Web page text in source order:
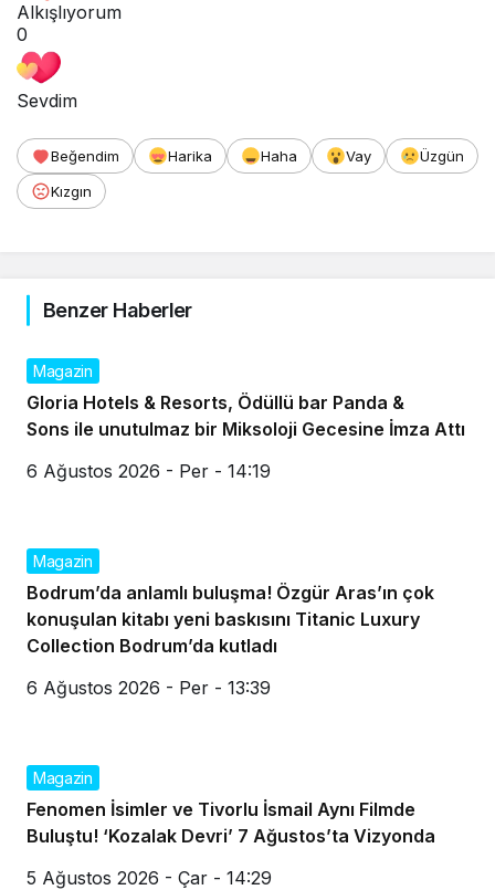
Alkışlıyorum
0
Sevdim
Beğendim Harika Haha Vay
Üzgün
Kızgın
Benzer Haberler
Magazin
Gloria Hotels & Resorts, Ödüllü bar Panda &
Sons ile unutulmaz bir Miksoloji Gecesine İmza Attı
6 Ağustos 2026 - Per - 14:19
Magazin
Bodrum’da anlamlı buluşma! Özgür Aras’ın çok
konuşulan kitabı yeni baskısını Titanic Luxury
Collection Bodrum’da kutladı
6 Ağustos 2026 - Per - 13:39
Magazin
Fenomen İsimler ve Tivorlu İsmail Aynı Filmde
Buluştu! ‘Kozalak Devri’ 7 Ağustos’ta Vizyonda
5 Ağustos 2026 - Çar - 14:29